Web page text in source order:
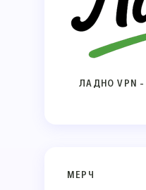
ЛАДНО VPN
МЕРЧ